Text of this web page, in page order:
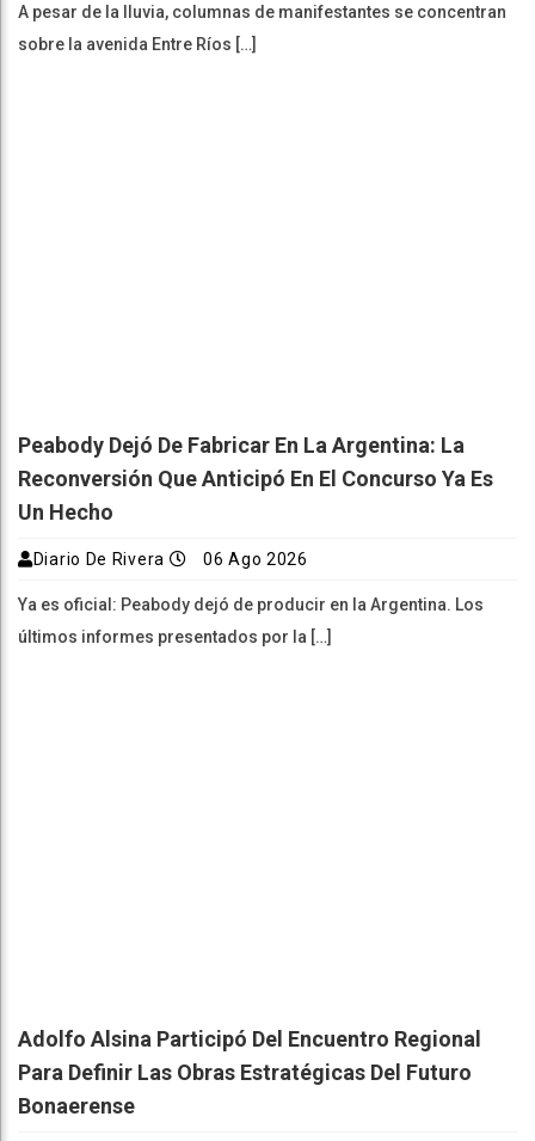
A pesar de la lluvia, columnas de manifestantes se concentran
sobre la avenida Entre Ríos […]
Peabody Dejó De Fabricar En La Argentina: La
Reconversión Que Anticipó En El Concurso Ya Es
Un Hecho
Diario De Rivera 06 Ago 2026
Ya es oficial: Peabody dejó de producir en la Argentina. Los
últimos informes presentados por la […]
Adolfo Alsina Participó Del Encuentro Regional
Para Definir Las Obras Estratégicas Del Futuro
Bonaerense